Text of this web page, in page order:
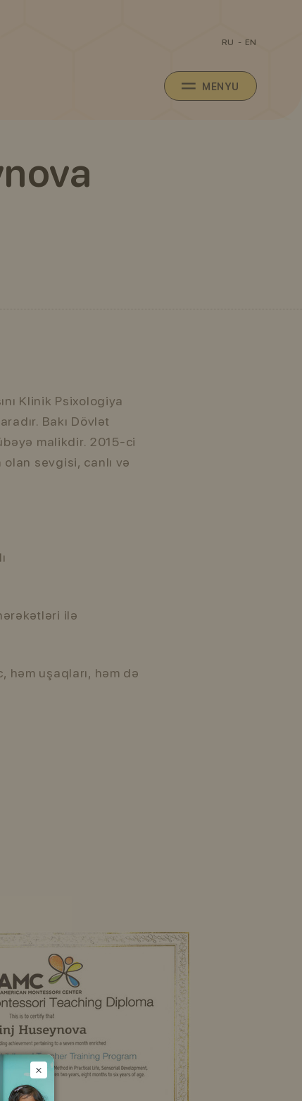
RU - EN
MENYU
Klinik Psixologiya
Bakı Dövlət
malikdir. 2015-ci
sevgisi, canlı və
ilə
uşaqları, həm də